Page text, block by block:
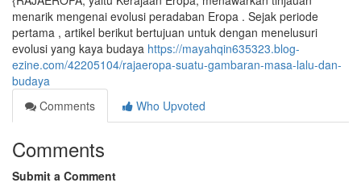
menarik mengenai evolusi peradaban Eropa . Sejak periode
pertama , artikel berikut bertujuan untuk dengan menelusuri
evolusi yang kaya budaya https://mayahqin635323.blog-
ezine.com/42205104/rajaeropa-suatu-gambaran-masa-lalu-dan-
budaya
Comments
Who Upvoted
Comments
Submit a Comment